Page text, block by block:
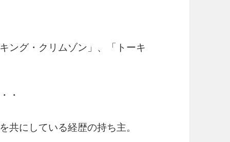
ング・クリムゾン」、「トーキ
・
共にしている経歴の持ち主。